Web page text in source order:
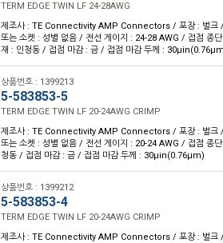
TERM EDGE TWIN LF 24-28AWG
제조사 : TE Connectivity AMP Connectors / 포장 : 벌크
또는 소켓 : 성별 없음 / 전선 게이지 : 24-28 AWG / 접점 종
재 : 인청동 / 접점 마감 : 금 / 접점 마감 두께 :
상품번호 : 1399213
5-583853-5
TERM EDGE TWIN LF 20-24AWG CRIMP
제조사 : TE Connectivity AMP Connectors / 포장 : 벌크
또는 소켓 : 성별 없음 / 전선 게이지 : 20-24 AWG / 접점 종
청동 / 접점 마감 : 금 / 접점 마감 두께 : 30µin(0.76µm)
상품번호 : 1399212
5-583853-4
TERM EDGE TWIN LF 20-24AWG CRIMP
제조사 : TE Connectivity AMP Connectors / 포장 : 벌크